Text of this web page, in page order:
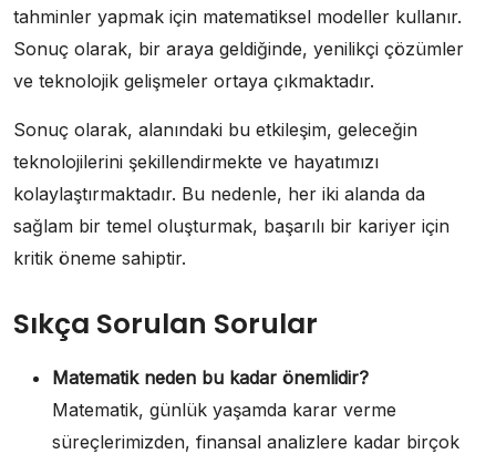
tahminler yapmak için matematiksel modeller kullanır.
Sonuç olarak, bir araya geldiğinde, yenilikçi çözümler
ve teknolojik gelişmeler ortaya çıkmaktadır.
Sonuç olarak, alanındaki bu etkileşim, geleceğin
teknolojilerini şekillendirmekte ve hayatımızı
kolaylaştırmaktadır. Bu nedenle, her iki alanda da
sağlam bir temel oluşturmak, başarılı bir kariyer için
kritik öneme sahiptir.
Sıkça Sorulan Sorular
Matematik neden bu kadar önemlidir?
Matematik, günlük yaşamda karar verme
süreçlerimizden, finansal analizlere kadar birçok